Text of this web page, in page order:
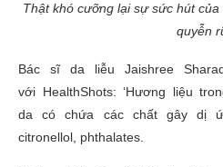
Thật khó cưỡng lại sự sức hút
quyễn
Bác sĩ da liễu Jaishree
với HealthShots: ‘Hương liệu
da có chứa các chất gây dị
citronellol, phthalates.